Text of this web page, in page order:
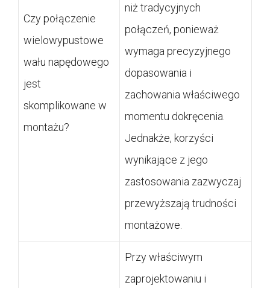
Czy połączenie
wielowypustowe
wału napędowego
jest
skomplikowane w
montażu?
niż tradycyjnych
połączeń, ponieważ
wymaga precyzyjnego
dopasowania i
zachowania właściwego
momentu dokręcenia.
Jednakże, korzyści
wynikające z jego
zastosowania zazwyczaj
przewyższają trudności
montażowe.
Przy właściwym
zaprojektowaniu i